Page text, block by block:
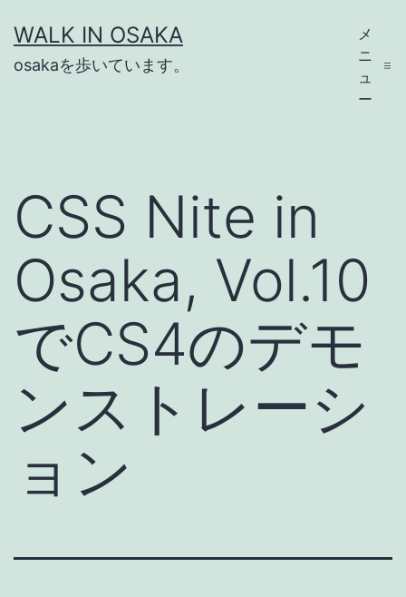
ン
テ
WALK IN OSAKA
osakaを歩いています。
メ
ニ
ュ
ー
CSS Nite in
Osaka, Vol.10
でCS4のデモ
ンストレーシ
ョン